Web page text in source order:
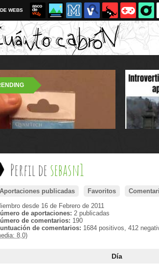
WEBS
Perfil de sebasn1
Aportaciones publicadas Favoritos
desde 16 de Febrero de 2011
de aportaciones: 2 publicadas
de comentarios: 190
de comentarios: 1684 positivos, 412
8,0)
Día